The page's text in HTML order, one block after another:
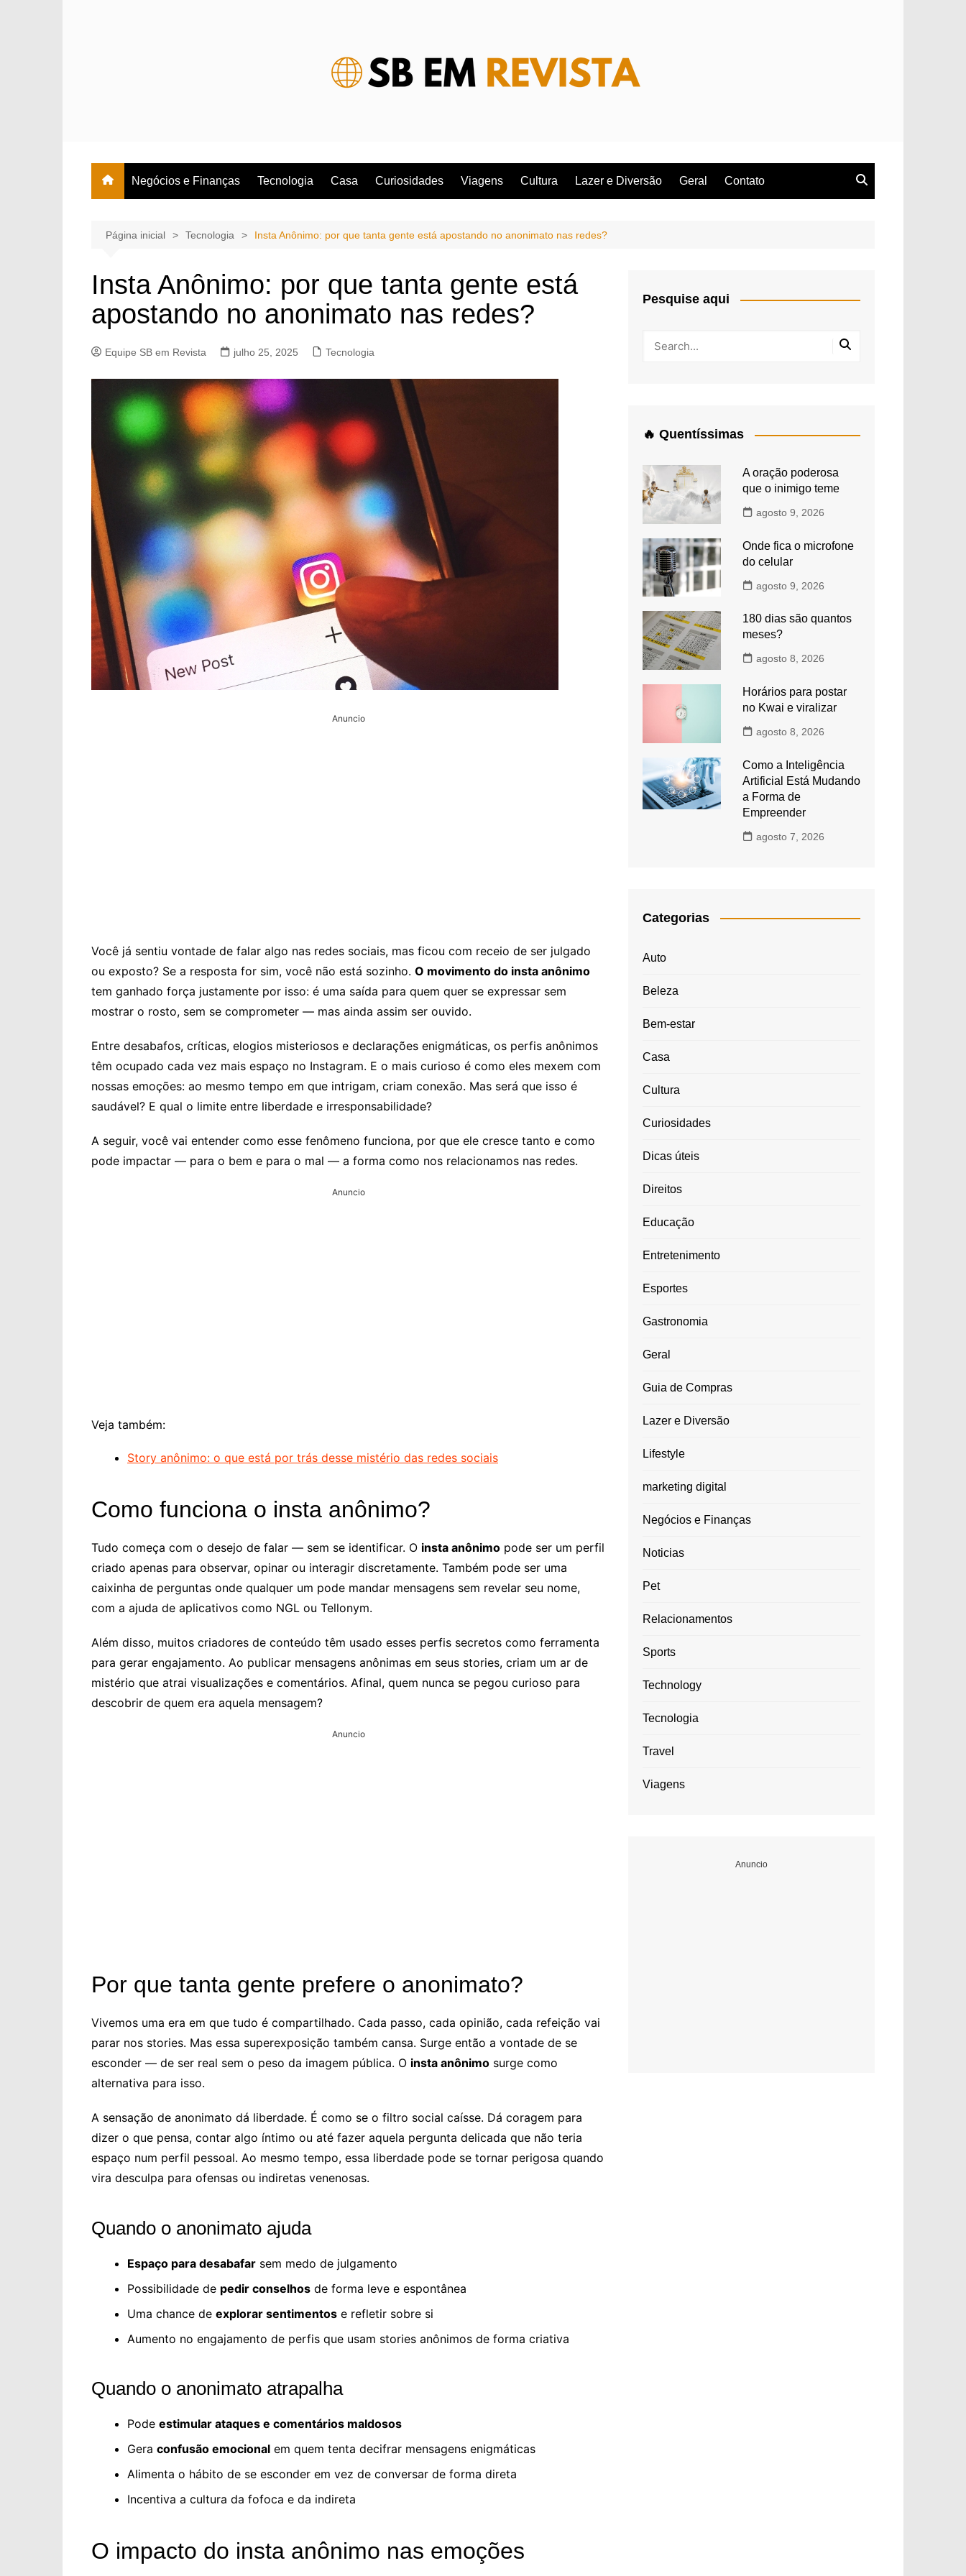
Negócios e Finanças Tecnologia Casa Curiosidades Viagens Cultura Lazer e Diversão Geral Contato
Página inicial Tecnologia Insta Anônimo: por que tanta gente está apostando no anonimato nas redes?
Insta Anônimo: por que tanta gente está
apostando no anonimato nas redes?
Equipe SB em Revista julho 25, 2025 Tecnologia
Anuncio
Você já sentiu vontade de falar algo nas redes sociais, mas ficou com receio de ser julgado
ou exposto? Se a resposta for sim, você não está sozinho. O movimento do insta anônimo
tem ganhado força justamente por isso: é uma saída para quem quer se expressar sem
mostrar o rosto, sem se comprometer — mas ainda assim ser ouvido.
Entre desabafos, críticas, elogios misteriosos e declarações enigmáticas, os perfis anônimos
têm ocupado cada vez mais espaço no Instagram. E o mais curioso é como eles mexem com
nossas emoções: ao mesmo tempo em que intrigam, criam conexão. Mas será que isso é
saudável? E qual o limite entre liberdade e irresponsabilidade?
A seguir, você vai entender como esse fenômeno funciona, por que ele cresce tanto e como
pode impactar — para o bem e para o mal — a forma como nos relacionamos nas redes.
Anuncio
Veja também:
Story anônimo: o que está por trás desse mistério das redes sociais
Como funciona o insta anônimo?
Tudo começa com o desejo de falar — sem se identificar. O insta anônimo pode ser um perfil
criado apenas para observar, opinar ou interagir discretamente. Também pode ser uma
caixinha de perguntas onde qualquer um pode mandar mensagens sem revelar seu nome,
com a ajuda de aplicativos como NGL ou Tellonym.
Além disso, muitos criadores de conteúdo têm usado esses perfis secretos como ferramenta
para gerar engajamento. Ao publicar mensagens anônimas em seus stories, criam um ar de
mistério que atrai visualizações e comentários. Afinal, quem nunca se pegou curioso para
descobrir de quem era aquela mensagem?
Anuncio
Por que tanta gente prefere o anonimato?
Vivemos uma era em que tudo é compartilhado. Cada passo, cada opinião, cada refeição vai
parar nos stories. Mas essa superexposição também cansa. Surge então a vontade de se
esconder — de ser real sem o peso da imagem pública. O insta anônimo surge como
alternativa para isso.
A sensação de anonimato dá liberdade. É como se o filtro social caísse. Dá coragem para
dizer o que pensa, contar algo íntimo ou até fazer aquela pergunta delicada que não teria
espaço num perfil pessoal. Ao mesmo tempo, essa liberdade pode se tornar perigosa quando
vira desculpa para ofensas ou indiretas venenosas.
Quando o anonimato ajuda
Espaço para desabafar sem medo de julgamento
Possibilidade de pedir conselhos de forma leve e espontânea
Uma chance de explorar sentimentos e refletir sobre si
Aumento no engajamento de perfis que usam stories anônimos de forma criativa
Quando o anonimato atrapalha
Pode estimular ataques e comentários maldosos
Gera confusão emocional em quem tenta decifrar mensagens enigmáticas
Alimenta o hábito de se esconder em vez de conversar de forma direta
Incentiva a cultura da fofoca e da indireta
O impacto do insta anônimo nas emoções
Pesquise aqui
🔥 Quentíssimas
A oração poderosa
que o inimigo teme
agosto 9, 2026
Onde fica o microfone
do celular
agosto 9, 2026
180 dias são quantos
meses?
agosto 8, 2026
Horários para postar
no Kwai e viralizar
agosto 8, 2026
Como a Inteligência
Artificial Está Mudando
a Forma de
Empreender
agosto 7, 2026
Categorias
Auto
Beleza
Bem-estar
Casa
Cultura
Curiosidades
Dicas úteis
Direitos
Educação
Entretenimento
Esportes
Gastronomia
Geral
Guia de Compras
Lazer e Diversão
Lifestyle
marketing digital
Negócios e Finanças
Noticias
Pet
Relacionamentos
Sports
Technology
Tecnologia
Travel
Viagens
Anuncio